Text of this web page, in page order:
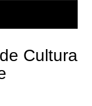
Cultura